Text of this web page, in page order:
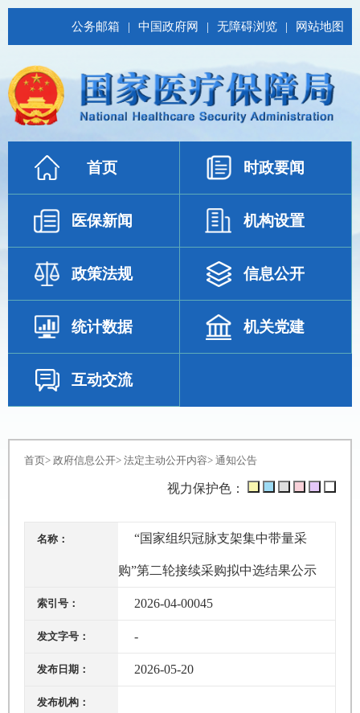
公务邮箱 | 中国政府网 | 无障碍浏览 | 网站地图
首页 时政要闻
医保新闻 机构设置
政策法规 信息公开
统计数据 机关党建
互动交流
首页> 政府信息公开> 法定主动公开内容> 通知公告
视力保护色：
名称： “国家组织冠脉支架集中带量采
购”第二轮接续采购拟中选结果公示
索引号： 2026-04-00045
发文字号： -
发布日期： 2026-05-20
发布机构：